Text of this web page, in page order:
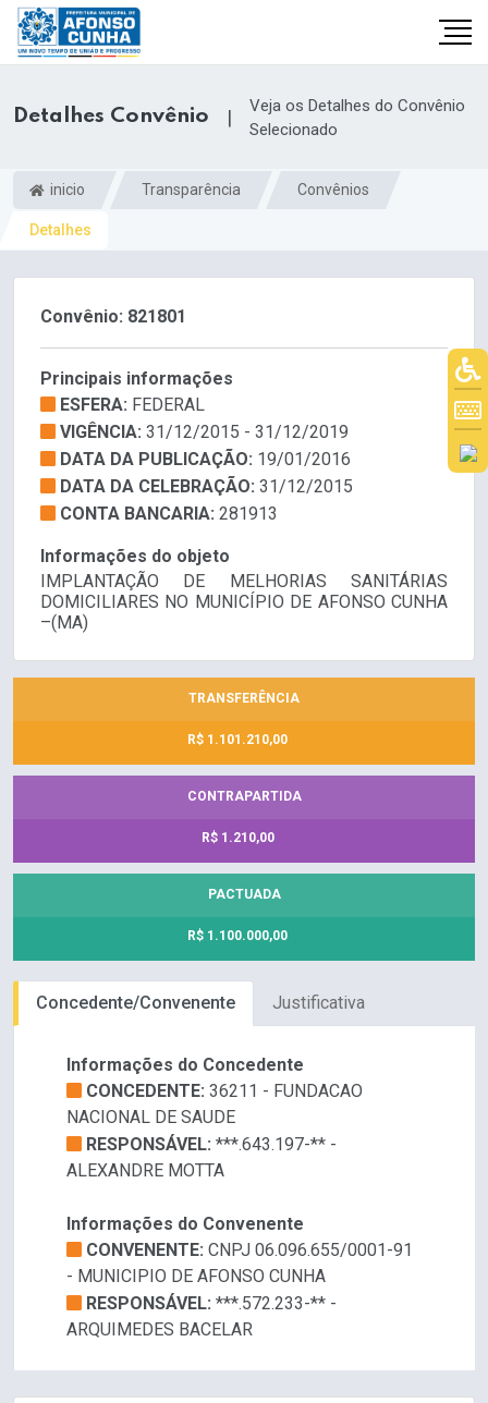
Detalhes Convênio |
Veja os Detalhes do Convênio
Selecionado
inicio Transparência Convênios
Detalhes
Convênio: 821801
Principais informações
ESFERA: FEDERAL
VIGÊNCIA: 31/12/2015 - 31/12/2019
DATA DA PUBLICAÇÃO: 19/01/2016
DATA DA CELEBRAÇÃO: 31/12/2015
CONTA BANCARIA: 281913
Informações do objeto
IMPLANTAÇÃO DE MELHORIAS SANITÁRIAS
DOMICILIARES NO MUNICÍPIO DE AFONSO CUNHA
–(MA)
TRANSFERÊNCIA
R$ 1.101.210,00
CONTRAPARTIDA
R$ 1.210,00
PACTUADA
R$ 1.100.000,00
Concedente/Convenente Justificativa
Informações do Concedente
CONCEDENTE: 36211 - FUNDACAO
NACIONAL DE SAUDE
RESPONSÁVEL: ***.643.197-** -
ALEXANDRE MOTTA
Informações do Convenente
CONVENENTE: CNPJ 06.096.655/0001-91
- MUNICIPIO DE AFONSO CUNHA
RESPONSÁVEL: ***.572.233-** -
ARQUIMEDES BACELAR